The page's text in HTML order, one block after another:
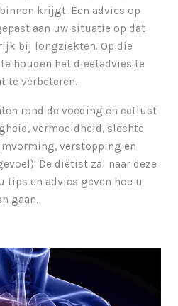
krijgt. Een advies op
aan uw situatie op dat
bij longziekten. Op die
houden het dieetadvies te
te verbeteren.
rond de voeding en eetlust
vermoeidheid, slechte
verstopping en
De diëtist zal naar deze
tips en advies geven hoe u
gaan.